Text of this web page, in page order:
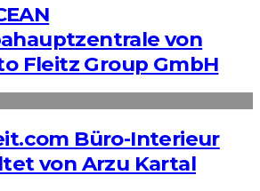
von
Fleitz Group GmbH
Büro-Interieur
von Arzu Kartal